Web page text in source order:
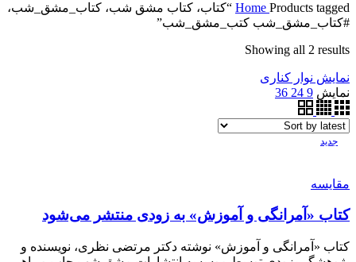
Home Products tagged “کتاب، کتاب مشق شب، کتاب_مشق_شب،
#کتاب_مشق_شب کتب_مشق_شب”
Showing all 2 results
نمایش نوار کناری
نمایش 9
24
36
جدید
مقایسه
کتاب «آمرانگی و آموزش» به زودی منتشر می‌شود
کتاب «آمرانگی و آموزش» نوشته دکتر مرتضی نظری، نویسنده و